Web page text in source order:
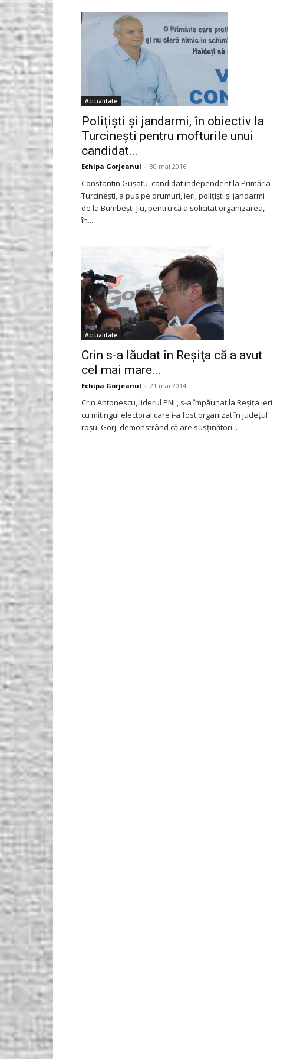
Actualitate
Polițiști și jandarmi, în obiectiv la
Turcinești pentru mofturile unui
candidat...
Echipa Gorjeanul - 30 mai 2016
Constantin Gușatu, candidat independent la Primăria
Turcinești, a pus pe drumuri, ieri, polițiști și jandarmi
de la Bumbești-Jiu, pentru că a solicitat organizarea,
în...
Actualitate
Crin s-a lăudat în Reşiţa că a avut
cel mai mare...
Echipa Gorjeanul - 21 mai 2014
Crin Antonescu, liderul PNL, s-a împăunat la Reşiţa ieri
cu mitingul electoral care i-a fost organizat în judeţul
roşu, Gorj, demonstrând că are susţinători...